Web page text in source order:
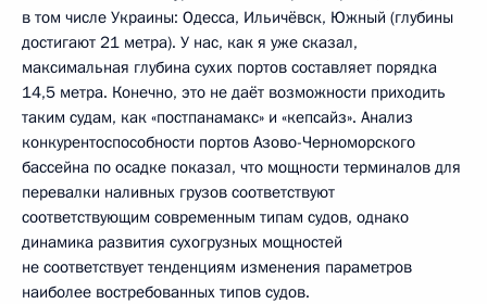
в том числе Украины: Одесса, Ильичёвск, Южный (глубины
достигают 21 метра). У нас, как я уже сказал,
максимальная глубина сухих портов составляет порядка
14,5 метра. Конечно, это не даёт возможности приходить
таким судам, как «постпанамакс» и «кепсайз». Анализ
конкурентоспособности портов Азово-Черноморского
бассейна по осадке показал, что мощности терминалов для
перевалки наливных грузов соответствуют
соответствующим современным типам судов, однако
динамика развития сухогрузных мощностей
не соответствует тенденциям изменения параметров
наиболее востребованных типов судов.